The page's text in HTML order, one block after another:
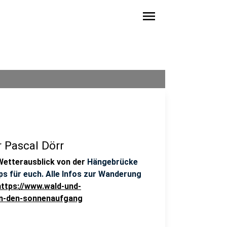
menu
Pascal Dörr
von der Hängebrücke
für euch. Alle Infos zur Wanderung
www.wald-und-
den-sonnenaufgang